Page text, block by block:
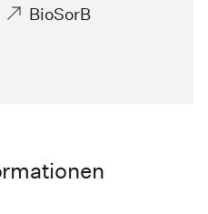
BioSorB